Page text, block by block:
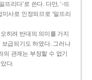
뜨리다’로 쓴다. 다만, ‘-뜨
사로 인정되므로 ‘밀뜨리
히려 반대의 의미를 가지
보급되기도 하였다. 그러나
의 관계는 부정할 수 없기
다.